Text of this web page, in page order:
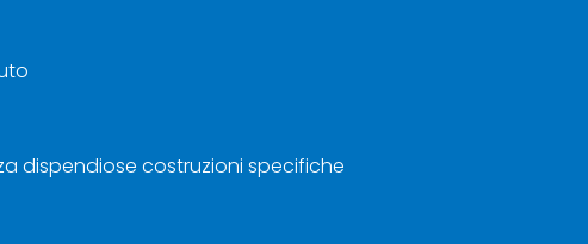
dispendiose costruzioni specifiche